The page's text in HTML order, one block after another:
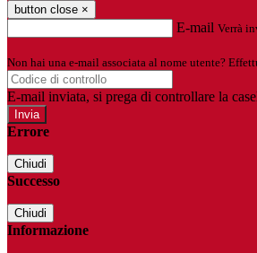
button close ×
E-mail Verrà
Non hai una e-mail associata al nome utente?
E-mail inviata, si prega di controllare la
Errore
Chiudi
Successo
Chiudi
Informazione